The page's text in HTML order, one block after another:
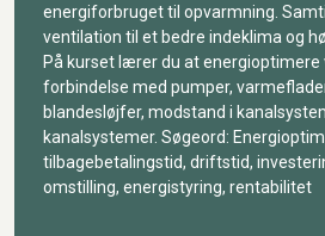
energiforbruget til opvarmning.
ventilation til et bedre indeklima og
På kurset lærer du at
forbindelse med pumper,
blandesløjfer, modstand i
kanalsystemer. Søgeord:
tilbagebetalingstid, driftstid,
omstilling, energistyring, rentabilitet